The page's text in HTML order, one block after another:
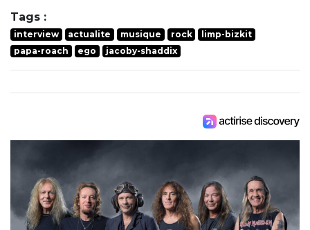
Tags :
interview actualite musique rock
limp-bizkit
papa-roach
ego jacoby-shaddix